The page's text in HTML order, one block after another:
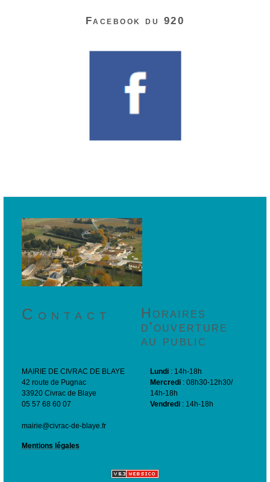
Facebook du 920
Contact
Horaires
d'ouverture
au public
MAIRIE DE CIVRAC DE BLAYE
42 route de Pugnac
33920 Civrac de Blaye
05 57 68 60 07
mairie@civrac-de-blaye.fr
Mentions légales
Lundi : 14h-18h
Mercredi : 08h30-12h30/
14h-18h
Vendredi : 14h-18h